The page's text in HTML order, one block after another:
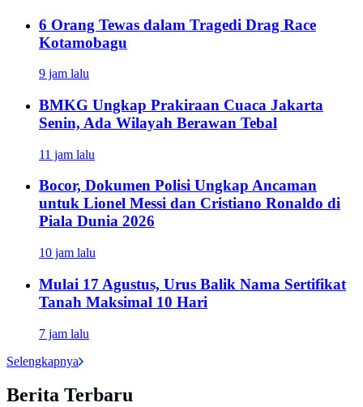
6 Orang Tewas dalam Tragedi Drag Race
Kotamobagu
9 jam lalu
BMKG Ungkap Prakiraan Cuaca Jakarta
Senin, Ada Wilayah Berawan Tebal
11 jam lalu
Bocor, Dokumen Polisi Ungkap Ancaman
untuk Lionel Messi dan Cristiano Ronaldo di
Piala Dunia 2026
10 jam lalu
Mulai 17 Agustus, Urus Balik Nama Sertifikat
Tanah Maksimal 10 Hari
7 jam lalu
Selengkapnya
Berita Terbaru